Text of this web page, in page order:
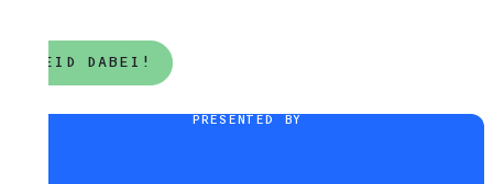
SEID DABEI!
PRESENTED BY